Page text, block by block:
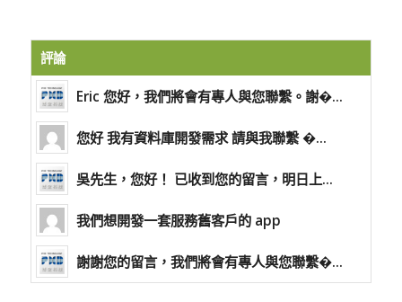
評論
Eric 您好，我們將會有專人與您聯繫。謝�...
您好 我有資料庫開發需求 請與我聯繫 �...
吳先生，您好！ 已收到您的留言，明日上...
我們想開發一套服務舊客戶的 app
謝謝您的留言，我們將會有專人與您聯繫�...